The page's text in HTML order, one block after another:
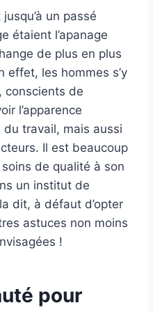
un passé
étaient l’apanage
de plus en plus
effet, les hommes s’y
conscients de
l’apparence
travail, mais aussi
Il est beaucoup
de qualité à son
un institut de
dit, à défaut d’opter
astuces non moins
!
pour